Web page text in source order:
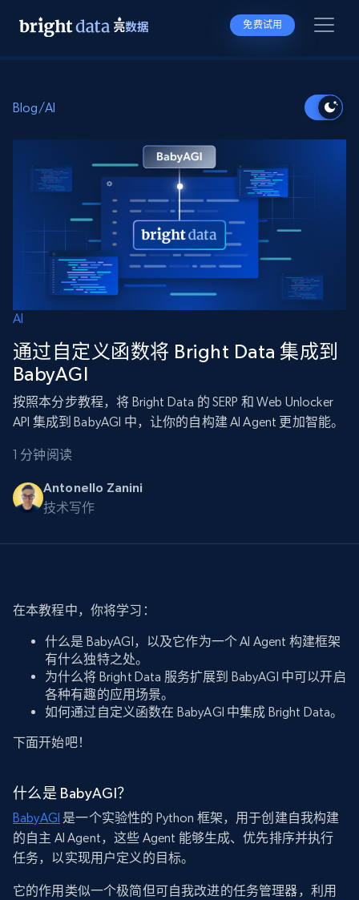
免费试用
Blog/AI
AI
通过自定义函数将 Bright Data 集成到
BabyAGI
按照本分步教程，将 Bright Data 的 SERP 和 Web Unlocker
API 集成到 BabyAGI 中，让你的自构建 AI Agent 更加智能。
1 分钟阅读
Antonello Zanini
技术写作
在本教程中，你将学习：
什么是 BabyAGI，以及它作为一个 AI Agent 构建框架
有什么独特之处。
为什么将 Bright Data 服务扩展到 BabyAGI 中可以开启
各种有趣的应用场景。
如何通过自定义函数在 BabyAGI 中集成 Bright Data。
下面开始吧！
什么是 BabyAGI？
BabyAGI 是一个实验性的 Python 框架，用于创建自我构建
的自主 AI Agent，这些 Agent 能够生成、优先排序并执行
任务，以实现用户定义的目标。
它的作用类似一个极简但可自我改进的任务管理器，利用